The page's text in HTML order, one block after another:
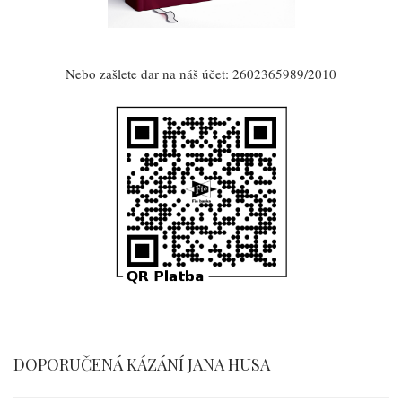
Nebo zašlete dar na náš účet: 2602365989/2010
DOPORUČENÁ KÁZÁNÍ JANA HUSA